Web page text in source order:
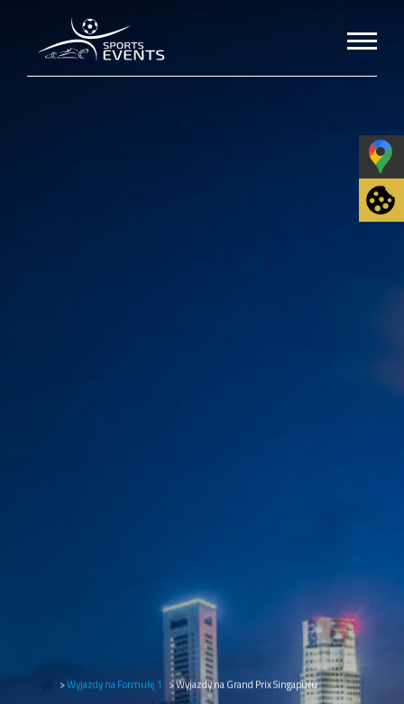
>Wyjazdy na Formułę 1 >Wyjazdy na Grand Prix Singapuru